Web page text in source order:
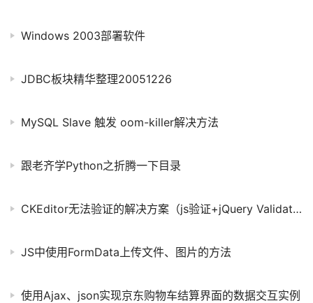
Windows 2003部署软件
JDBC板块精华整理20051226
MySQL Slave 触发 oom-killer解决方法
跟老齐学Python之折腾一下目录
CKEditor无法验证的解决方案（js验证+jQuery Validate验证）
JS中使用FormData上传文件、图片的方法
使用Ajax、json实现京东购物车结算界面的数据交互实例